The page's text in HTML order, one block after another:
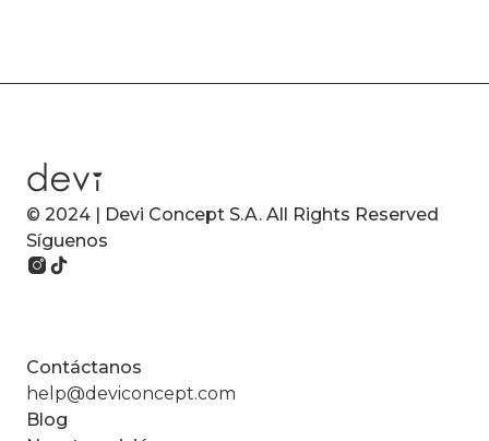
© 2024 | Devi Concept S.A. All Rights Reserved
Síguenos
Contáctanos
help@deviconcept.com
Blog